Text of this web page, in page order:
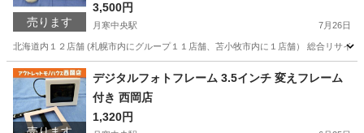
売ります
3,500円
月寒中央駅 7月26日
北海道内１２店舗 (札幌市内にグループ１１店舗、苫小牧市内に１店舗） 総合リサ
北海道 札幌市 月寒中央駅 照明器具 サポーター
デジタルフォトフレーム 3.5インチ 変えフレーム
付き 西岡店
1,320円